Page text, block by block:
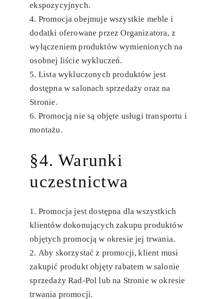
ekspozycyjnych.
Promocja obejmuje wszystkie meble i
dodatki oferowane przez Organizatora, z
wyłączeniem produktów wymienionych na
osobnej liście wykluczeń.
Lista wykluczonych produktów jest
dostępna w salonach sprzedaży oraz na
Stronie.
Promocją nie są objęte usługi transportu i
montażu.
§4. Warunki
uczestnictwa
Promocja jest dostępna dla wszystkich
klientów dokonujących zakupu produktów
objętych promocją w okresie jej trwania.
Aby skorzystać z promocji, klient musi
zakupić produkt objęty rabatem w salonie
sprzedaży Rad-Pol lub na Stronie w okresie
trwania promocji.